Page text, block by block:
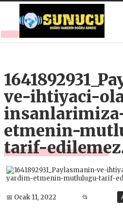
ve-ihtiyaci-
etmenin-
tarif-
📅 Ocak 11, 2022 📂